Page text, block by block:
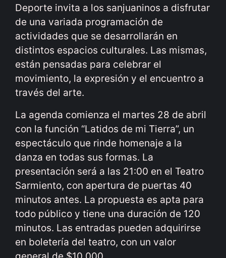
Deporte invita a los sanjuaninos a disfrutar
de una variada programación de
actividades que se desarrollarán en
distintos espacios culturales. Las mismas,
están pensadas para celebrar el
movimiento, la expresión y el encuentro a
través del arte.
La agenda comienza el martes 28 de abril
con la función “Latidos de mi Tierra”, un
espectáculo que rinde homenaje a la
danza en todas sus formas. La
presentación será a las 21:00 en el Teatro
Sarmiento, con apertura de puertas 40
minutos antes. La propuesta es apta para
todo público y tiene una duración de 120
minutos. Las entradas pueden adquirirse
en boletería del teatro, con un valor